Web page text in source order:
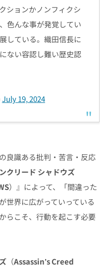
ションかノンフィクシ
色んな事が発覚してい
している。織田信長に
ない容認し難い歴史認
July 19, 2024
良識ある批判・苦言・反応
クリード シャドウズ
）』によって、
「間違った
世界に広がっていっている
らこそ、行動を起こす必要
（Assassin’s Creed